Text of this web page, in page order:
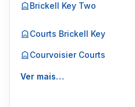
Brickell Key Two
Courts Brickell Key
Courvoisier Courts
Ver mais…